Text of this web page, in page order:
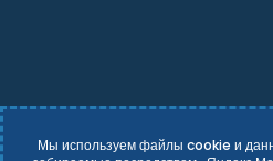
Мы используем файлы cookie и